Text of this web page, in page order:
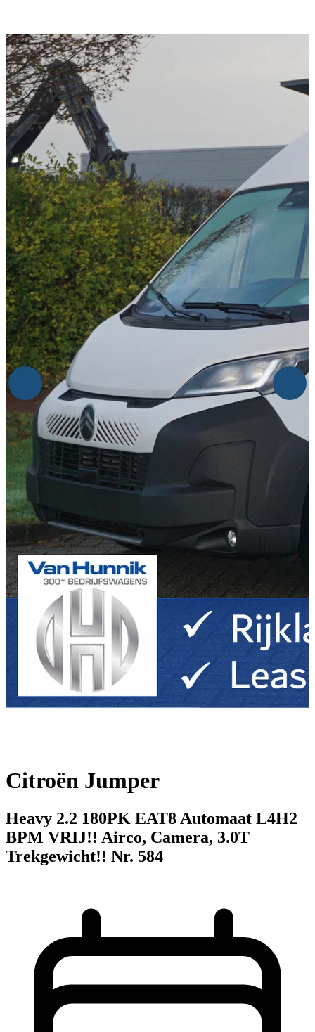
Citroën Jumper
Heavy 2.2 180PK EAT8 Automaat L4H2
BPM VRIJ!! Airco, Camera, 3.0T
Trekgewicht!! Nr. 584